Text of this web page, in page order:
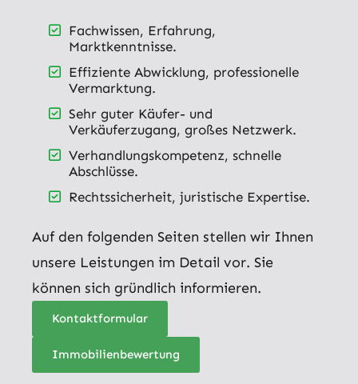
Fachwissen, Erfahrung,
Marktkenntnisse.
Effiziente Abwicklung, professionelle
Vermarktung.
Sehr guter Käufer- und
Verkäuferzugang, großes Netzwerk.
Verhandlungskompetenz, schnelle
Abschlüsse.
Rechtssicherheit, juristische Expertise.
Auf den folgenden Seiten stellen wir Ihnen
unsere Leistungen im Detail vor. Sie
können sich gründlich informieren.
Kontaktformular
Immobilienbewertung